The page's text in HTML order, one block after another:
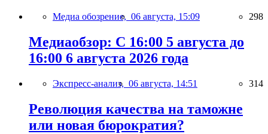
Медиа обозрение, 06 августа, 15:09 298
Медиаобзор: С 16:00 5 августа до
16:00 6 августа 2026 года
Экспресс-анализ, 06 августа, 14:51 314
Революция качества на таможне
или новая бюрократия?